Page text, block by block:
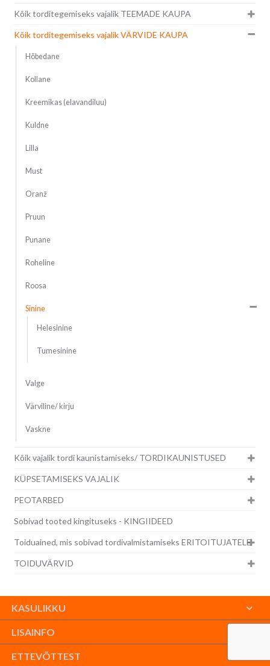
Kõik torditegemiseks vajalik TEEMADE KAUPA
Kõik torditegemiseks vajalik VÄRVIDE KAUPA
Hõbedane
Kollane
Kreemikas (elavandiluu)
Kuldne
Lilla
Must
Oranž
Pruun
Punane
Roheline
Roosa
Sinine
Helesinine
Tumesinine
Valge
Värviline/ kirju
Vaskne
Kõik vajalik tordi kaunistamiseks/ TORDIKAUNISTUSED
KÜPSETAMISEKS VAJALIK
PEOTARBED
Sobivad tooted kingituseks - KINGIIDEED
Toiduained, mis sobivad tordivalmistamiseks ERITOITUJATELE
TOIDUVÄRVID
KASULIKKU
LISAINFO
ETTEVÕTTEST